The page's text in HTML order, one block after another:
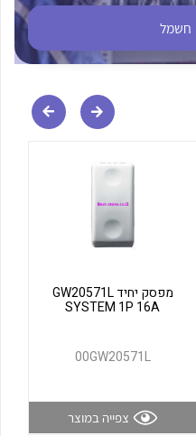
לכל מוצרי היצרן
לכל מוצרי היצרן
חשמל
מפסק יחיד GW20571L
SYSTEM 1P 16A
00GW20571L
צפייה במוצר